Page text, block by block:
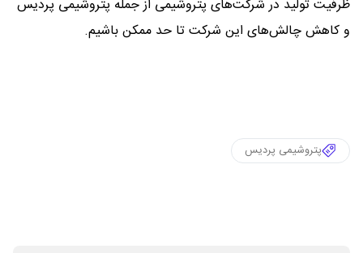
ظرفیت تولید در شرکت‌های پتروشیمی از جمله پتروشیمی پردیس
و کاهش چالش‌های این شرکت تا حد ممکن باشیم.
پتروشیمی پردیس